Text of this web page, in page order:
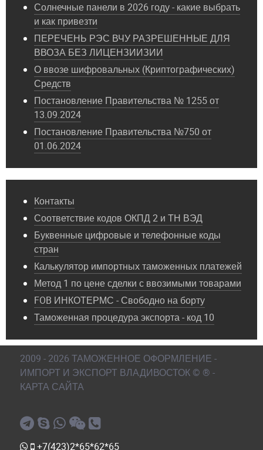
Солнечные панели в 2026 году - какие выбрать
и как привезти
ПЕРЕЧЕНЬ РЭС ВЧУ РАЗРЕШЕННЫЕ ДЛЯ
ВВОЗА БЕЗ ЛИЦЕНЗИИЗИИ
О ввозе шифровальных (Криптографических)
Средств
Постановление Правительства № 1255 от
13.09.2024
Постановление Правительства №750 от
01.06.2024
Контакты
Соответствие кодов ОКПД 2 и ТН ВЭД
Буквенные цифровые и телефонные коды
стран
Калькулятор импортных таможенных платежей
Метод 1 по цене сделки с ввозимыми товарами
FOB ИНКОТЕРМС - Свободно на борту
Таможенная процедура экспорта - код 10
2009 - 2026 ТАМОЖЕННОЕ ОФОРМЛЕНИЕ -
ИМПОРТ И ЭКСПОРТ ВЛАДИВОСТОК © ® -
КАРТА САЙТА
+7(423)2*65*62*65